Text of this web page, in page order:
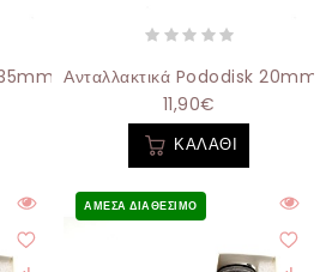
150grit - 100τεμάχια
Ανταλλακτικά Pododisk
11,90€
ΚΑΛΆΘΙ
ΆΜΕΣΑ ΔΙΑΘΈΣΙΜΟ